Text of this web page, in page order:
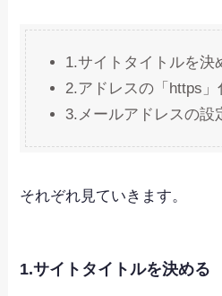
1.サイトタイトルを決
2.アドレスの「https」
3.メールアドレスの設
それぞれ見ていきます。
1.サイトタイトルを決める